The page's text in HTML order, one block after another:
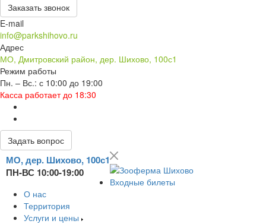
Заказать звонок
E-mail
info@parkshihovo.ru
Адрес
МО, Дмитровский район, дер. Шихово, 100с1
Режим работы
Пн. – Вс.: с 10:00 до 19:00
Касса работает до 18:30
Задать вопрос
МО, дер. Шихово, 100с1
ПН-ВС 10:00-19:00
Входные билеты
О нас
Территория
Услуги и цены